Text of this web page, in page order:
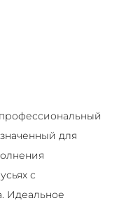
профессиональный
для
с
Идеальное